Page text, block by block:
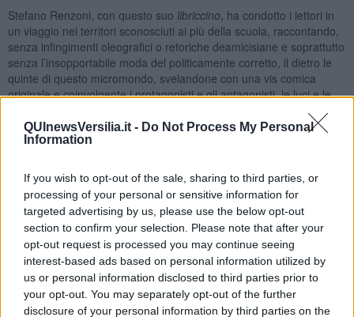
QUInewsVersilia.it - Do Not Process My Personal
Information
If you wish to opt-out of the sale, sharing to third parties, or
processing of your personal or sensitive information for
targeted advertising by us, please use the below opt-out
section to confirm your selection. Please note that after your
opt-out request is processed you may continue seeing
interest-based ads based on personal information utilized by
us or personal information disclosed to third parties prior to
your opt-out. You may separately opt-out of the further
disclosure of your personal information by third parties on the
Stefano Renzoni, con questo suo libriccino , ha condotto i lettori in
un viaggio nei territori sconosciuti ai più della scuola, raccontando,
senza infingimenti oleografici o retoriche deamicisiane e soprattutto
senza l’insopportabile moda del politicamente corretto, il dietro le
quinte di questo micromondo, svelandone con una vis comica
originale e coinvolgente i protagonisti e gli antagonisti, le luci e le
ombre. E posso dire, senza tema di smentite, che , nella narrativa
italiana, questo è il primo libro che fotografa in modo realistico
l’universo scolastico in tutte le sue componenti, perché, a
cose le ha vissute sulla propria pelle, non come tanti che scrivono
sulla scuola con ebefrenici bla bla che dimostrano soltanto la loro
siderale ignoranza verso quel mondo.
L’autore
Stefano Renzoni ha insegnato per molti anni in alcuni istituti
scolastici cittadini, e da molti anni è consulente della Fondazione
Pisa. Storico dell’arte, s’interessa principalmente, ma non
esclusivamente, di arte pisana e toscana tra Settecento e